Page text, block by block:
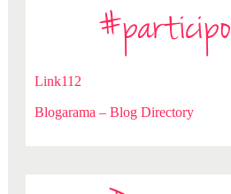
#participo
Link112
Blogarama – Blog Directory